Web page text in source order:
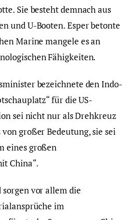
Sie besteht demnach aus
und U-Booten. Esper betonte
Marine mangele es an
Fähigkeiten.
bezeichnete den Indo-
für die US-
sei nicht nur als Drehkreuz
großer Bedeutung, sie sei
eines großen
China“.
vor allem die
im